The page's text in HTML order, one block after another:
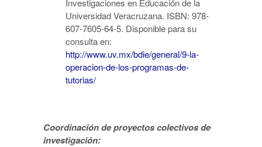
Investigaciones en Educación de la
Universidad Veracruzana. ISBN: 978-
607-7605-64-5. Disponible para su
consulta en:
http://www.uv.mx/bdie/general/9-la-
operacion-de-los-programas-de-
tutorias/
Coordinación de proyectos colectivos de
investigación: